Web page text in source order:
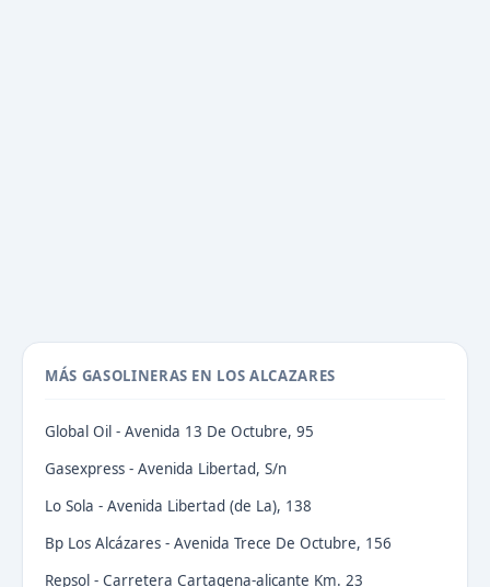
MÁS GASOLINERAS EN LOS ALCAZARES
Global Oil - Avenida 13 De Octubre, 95
Gasexpress - Avenida Libertad, S/n
Lo Sola - Avenida Libertad (de La), 138
Bp Los Alcázares - Avenida Trece De Octubre, 156
Repsol - Carretera Cartagena-alicante Km. 23